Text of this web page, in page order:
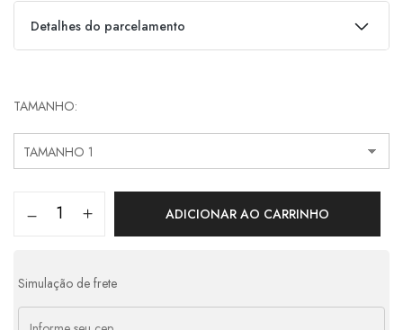
Detalhes do parcelamento
2x de R$305,00 s/ juros R$610,00
3x de R$203,33 s/ juros
4x de R$157,99 com juros R$631,96
TAMANHO
ADICIONAR AO CARRINHO
Simulação de frete